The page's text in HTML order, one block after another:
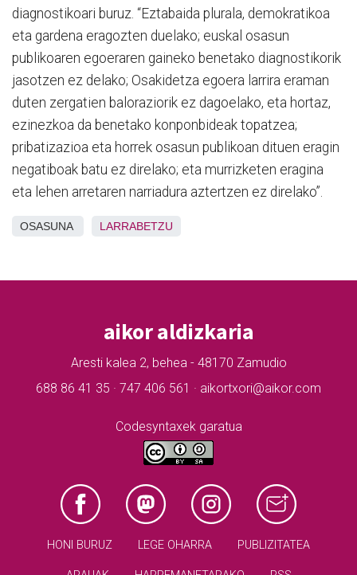
diagnostikoari buruz. “Eztabaida plurala, demokratikoa
eta gardena eragozten duelako; euskal osasun
publikoaren egoeraren gaineko benetako diagnostikorik
jasotzen ez delako; Osakidetza egoera larrira eraman
duten zergatien baloraziorik ez dagoelako, eta hortaz,
ezinezkoa da benetako konponbideak topatzea;
pribatizazioa eta horrek osasun publikoan dituen eragin
negatiboak batu ez direlako; eta murrizketen eragina
eta lehen arretaren narriadura aztertzen ez direlako”.
OSASUNA LARRABETZU
aikor aldizkaria
Aresti kalea 2, behea - 48170 Zamudio
688 86 41 35 · 747 406 561 · aikortxori@aikor.com
Codesyntaxek garatua
HONI BURUZ LEGE OHARRA PUBLIZITATEA